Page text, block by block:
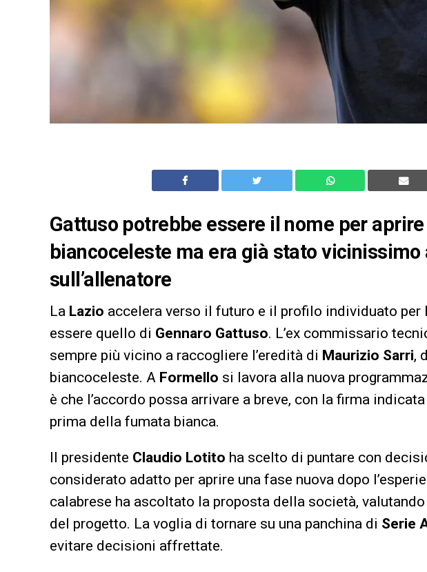
Gattuso potrebbe essere il nome per
biancoceleste ma era già stato
sull’allenatore
La Lazio accelera verso il futuro e il profilo individuato per
essere quello di Gennaro Gattuso. L’ex commissario
sempre più vicino a raccogliere l’eredità di Maurizio Sarri,
biancoceleste. A Formello si lavora alla nuova
è che l’accordo possa arrivare a breve, con la firma
prima della fumata bianca.
Il presidente Claudio Lotito ha scelto di puntare con
considerato adatto per aprire una fase nuova dopo
calabrese ha ascoltato la proposta della società,
del progetto. La voglia di tornare su una panchina di Serie
evitare decisioni affrettate.